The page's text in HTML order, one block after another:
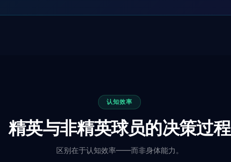
认知效率
精英与非精英球员的决策过程
区别在于认知效率——而非身体能力。